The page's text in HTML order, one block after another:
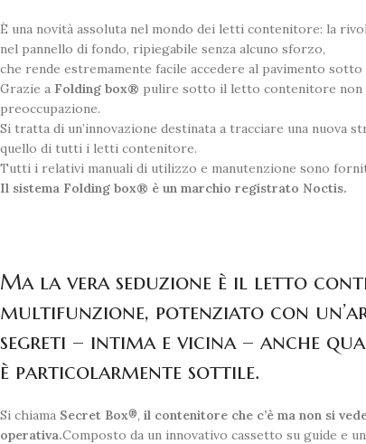
È una novità assoluta nel mondo dei letti contenitore: la
nel pannello di fondo, ripiegabile senza alcuno sforzo,
che rende estremamente facile accedere al pavimento
Grazie a Folding box® pulire sotto il letto contenitore non
preoccupazione.
Si tratta di un’innovazione destinata a tracciare una nuova
quello di tutti i letti contenitore.
Tutti i relativi manuali di utilizzo e manutenzione sono
Il sistema Folding box® è un marchio registrato Noctis.
Ma la vera seduzione è il letto
multifunzione, potenziato con
segreti – intima e vicina – anche
è particolarmente sottile.
Si chiama Secret Box®, il contenitore che c’è ma non si
operativa.Composto da un innovativo cassetto su guide e